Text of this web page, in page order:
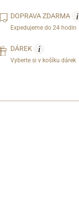
DOPRAVAZDARMA i
Expedujeme do 24 hodin
DÁREK i
Vyberte si v košíku dárek